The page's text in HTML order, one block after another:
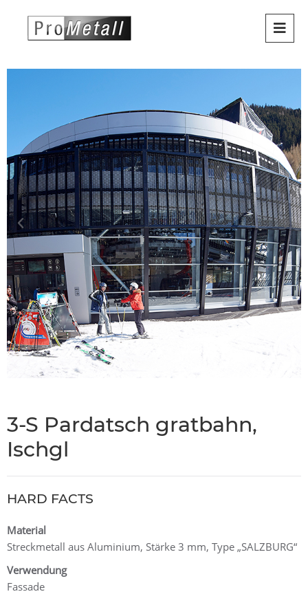
3-S Pardatsch gratbahn,
Ischgl
HARD FACTS
Material
Streckmetall aus Aluminium, Stärke 3 mm, Type „SALZBURG“
Verwendung
Fassade